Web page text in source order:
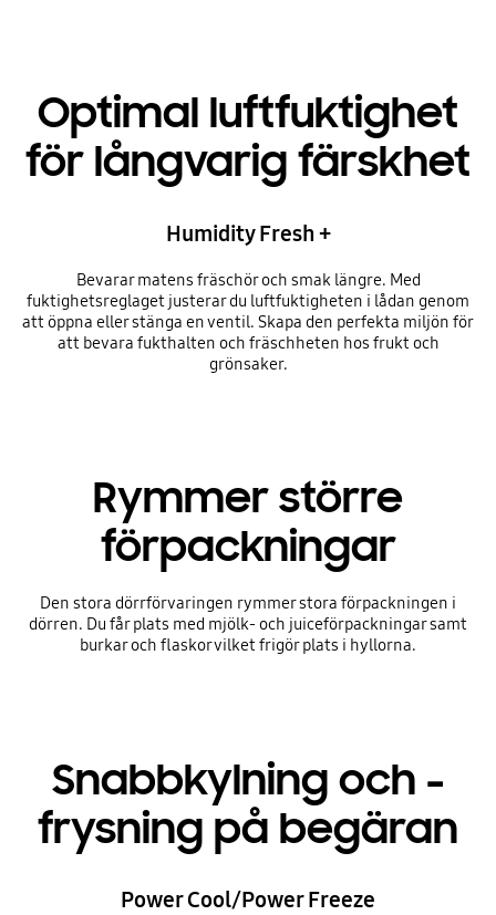
Optimal luftfuktighet
för långvarig färskhet
Humidity Fresh +
Bevarar matens fräschör och smak längre. Med
fuktighetsreglaget justerar du luftfuktigheten i lådan genom
att öppna eller stänga en ventil. Skapa den perfekta miljön för
att bevara fukthalten och fräschheten hos frukt och
grönsaker.
Rymmer större
förpackningar
Den stora dörrförvaringen rymmer stora förpackningen i
dörren. Du får plats med mjölk- och juiceförpackningar samt
burkar och flaskor vilket frigör plats i hyllorna.
Snabbkylning och -
frysning på begäran
Power Cool/Power Freeze